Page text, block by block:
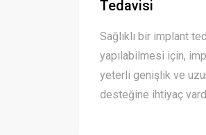
Tedavisi
Sağlıklı bir implant
yapılabilmesi için,
yeterli genişlik ve
desteğine ihtiyaç